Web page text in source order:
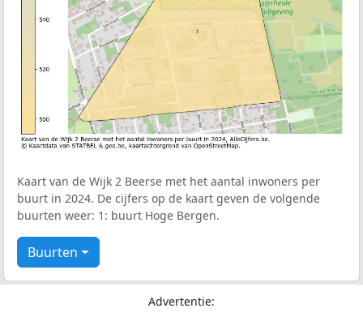
Kaart van de Wijk 2 Beerse met het aantal inwoners per
buurt in 2024. De cijfers op de kaart geven de volgende
buurten weer: 1: buurt Hoge Bergen.
Buurten
Advertentie: